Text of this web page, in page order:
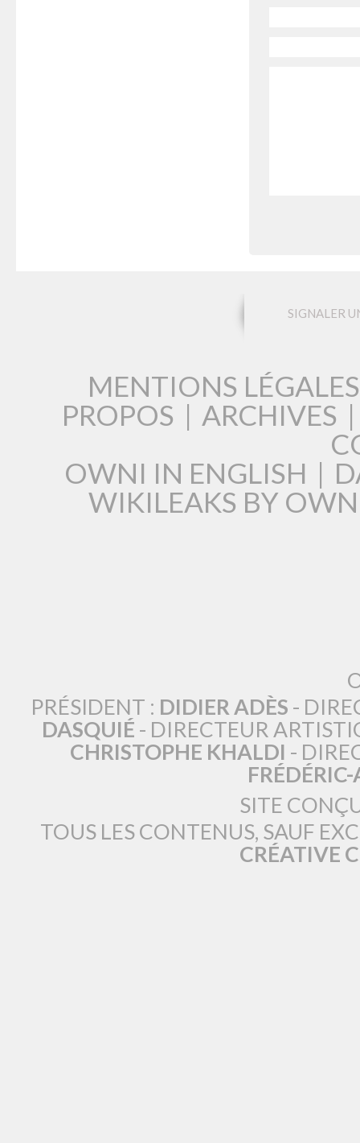
SIGNALER
MENTIONS LÉGALES
PROPOS | ARCHIVES |
OWNI IN ENGLISH |
WIKILEAKS BY
PRÉSIDENT : DIDIER ADÈS -
DASQUIÉ - DIRECTEUR
CHRISTOPHE KHALDI -
SITE
TOUS LES CONTENUS, SAUF
CRÉATIVE